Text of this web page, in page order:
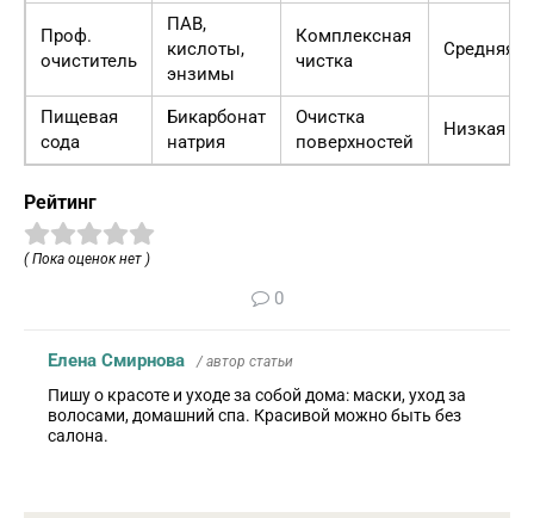
Проф.
очиститель
ПАВ,
кислоты,
энзимы
Комплексная
чистка
Средняя
Пищевая
сода
Бикарбонат
натрия
Очистка
поверхностей
Низкая
Рейтинг
( Пока оценок нет )
0
Елена Смирнова / автор статьи
Пишу о красоте и уходе за собой дома: маски, уход за
волосами, домашний спа. Красивой можно быть без
салона.